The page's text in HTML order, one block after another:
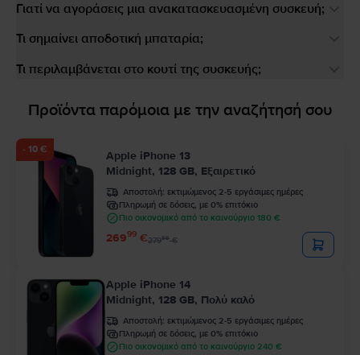
Γιατί να αγοράσεις μια ανακατασκευασμένη συσκευή;
Τι σημαίνει αποδοτική μπαταρία;
Τι περιλαμβάνεται στο κουτί της συσκευής;
Προϊόντα παρόμοια με την αναζήτησή σου
- 10 €
Apple iPhone 13
Midnight, 128 GB, Εξαιρετικό
Αποστολή: εκτιμώμενος 2-5 εργάσιμες ημέρες
Πληρωμή σε δόσεις, με 0% επιτόκιο
Πιο οικονομικό από το καινούργιο 180 €
26999 €27999€
Apple iPhone 14
Midnight, 128 GB, Πολύ καλό
Αποστολή: εκτιμώμενος 2-5 εργάσιμες ημέρες
Πληρωμή σε δόσεις, με 0% επιτόκιο
Πιο οικονομικό από το καινούργιο 240 €